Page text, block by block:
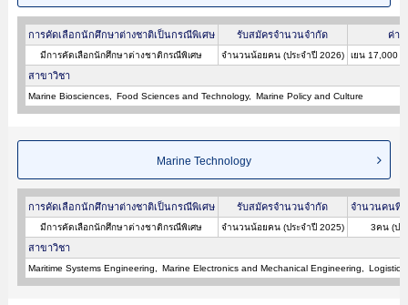
การคัดเลือกนักศึกษาต่างชาติเป็นกรณีพิเศษ รับสมัครจำนวนจำกัด ค่า
มีการคัดเลือกนักศึกษาต่างชาติกรณีพิเศษ จำนวนน้อยคน (ประจำปี 2026) เยน 17,000 (
สาขาวิชา
Marine Biosciences Food Sciences and Technology Marine Policy and Culture
Marine Technology
การคัดเลือกนักศึกษาต่างชาติเป็นกรณีพิเศษ รับสมัครจำนวนจำกัด จำนวนคนที่
มีการคัดเลือกนักศึกษาต่างชาติกรณีพิเศษ จำนวนน้อยคน (ประจำปี 2025) 3คน (ปร
สาขาวิชา
Maritime Systems Engineering Marine Electronics and Mechanical Engineering Logistics